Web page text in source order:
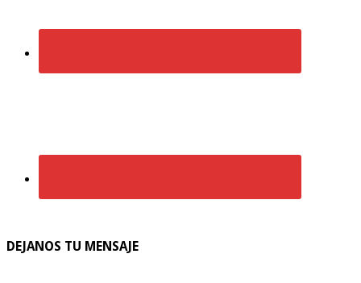
DEJANOS TU MENSAJE